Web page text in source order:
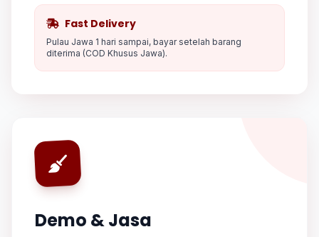
Fast Delivery
Pulau Jawa 1 hari sampai, bayar setelah barang
diterima (COD Khusus Jawa).
Demo & Jasa